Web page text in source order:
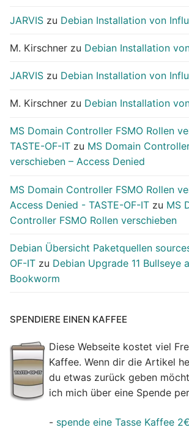
JARVIS zu Debian Installation von
M. Kirschner zu Debian Installation
JARVIS zu Debian Installation von
M. Kirschner zu Debian Installation
MS Domain Controller FSMO Rollen
TASTE-OF-IT zu MS Domain
verschieben – Access Denied
MS Domain Controller FSMO Rollen
Access Denied - TASTE-OF-IT zu MS
Controller FSMO Rollen verschieben
Debian Übersicht Paketquellen
OF-IT zu Debian Upgrade 11 Bullseye
Bookworm
SPENDIERE EINEN KAFFEE
Diese Webseite kostet viel
Kaffee. Wenn dir die Artikel
du etwas zurück geben
ich mich über eine Spende
- spende eine Tasse Kaffee 2€